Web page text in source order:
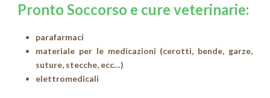
Pronto Soccorso e cure veterinarie:
parafarmaci
materiale per le medicazioni (cerotti, bende, garze,
suture, stecche, ecc…)
elettromedicali